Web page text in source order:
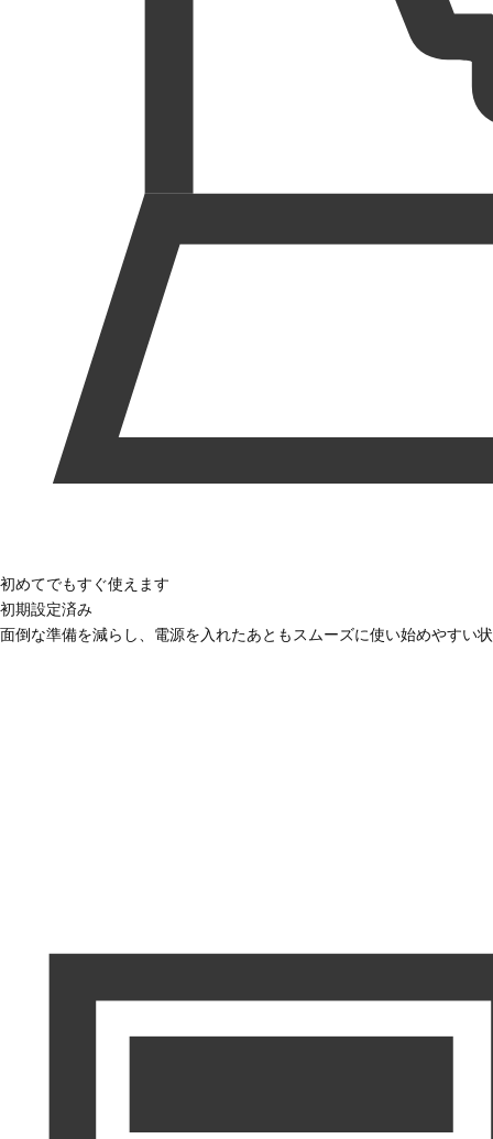
初めてでもすぐ使えます
初期設定済み
面倒な準備を減らし、電源を入れたあともスムーズに使い始めやすい